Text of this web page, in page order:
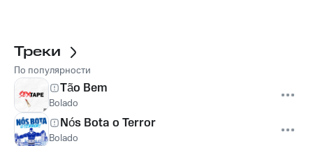
Треки
По популярности
Tão Bem
Bolado
Nós Bota o Terror
Bolado